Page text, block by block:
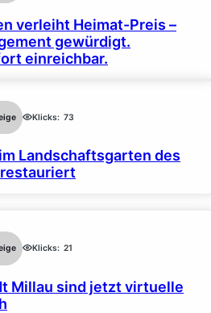
verleiht Heimat-Preis –
gewürdigt.
einreichbar.
Klicks: 73
Landschaftsgarten des
Klicks: 21
Millau sind jetzt virtuelle